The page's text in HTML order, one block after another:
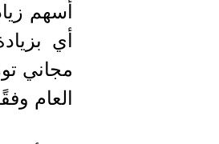
مجاني
العام وفقًا